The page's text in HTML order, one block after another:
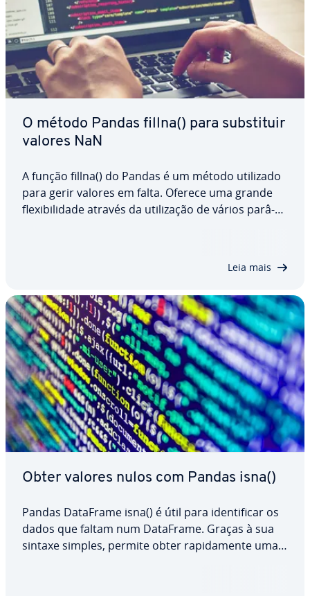
O método Pandas fillna() para subs­ti­tuir
valores NaN
A função fillna() do Pandas é um método utilizado
para gerir valores em falta. Oferece uma grande
fle­xi­bi­li­dade através da uti­li­za­ção de vários pa­râ­
Leia mais
Obter valores nulos com Pandas isna()
Pandas DataFrame isna() é útil para iden­ti­fi­car os
dados que faltam num DataFrame. Graças à sua
sintaxe simples, permite obter ra­pi­da­mente uma